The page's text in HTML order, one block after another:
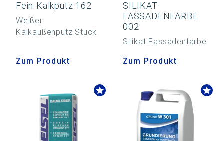
Fein-Kalkputz 162
Weißer
Kalkaußenputz Stuck
Zum Produkt
SILIKAT-
FASSADENFARBE
002
Silikat Fassadenfarbe
Zum Produkt